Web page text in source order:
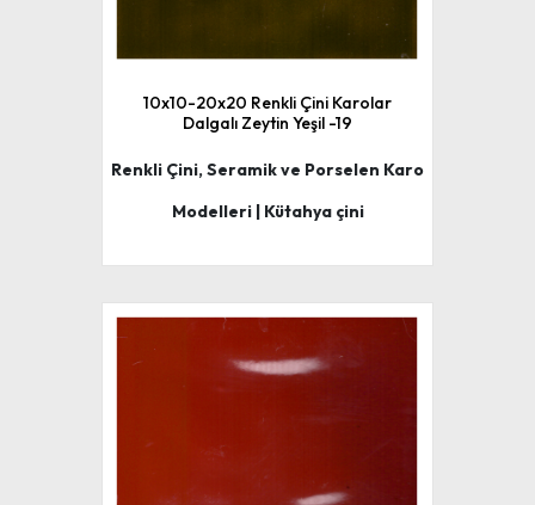
10x10-20x20 Renkli Çini Karolar
Dalgalı Zeytin Yeşil -19
Renkli Çini, Seramik ve Porselen Karo
Modelleri | Kütahya çini